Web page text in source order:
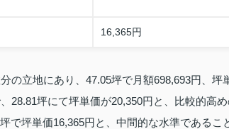
16,365円
の立地にあり、47.05坪で月額698,693円、坪
28.81坪にて坪単価が20,350円と、比較的高
で坪単価16,365円と、中間的な水準であるこ